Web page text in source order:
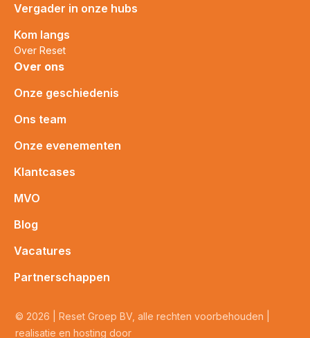
Vergader in onze hubs
Kom langs
Over Reset
Over ons
Onze geschiedenis
Ons team
Onze evenementen
Klantcases
MVO
Blog
Vacatures
Partnerschappen
© 2026 | Reset Groep BV, alle rechten voorbehouden |
realisatie en hosting door